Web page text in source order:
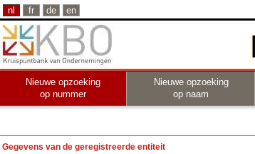
nl fr de en
Nieuwe opzoeking
op nummer
Nieuwe opzoeking
op naam
Gegevens van de geregistreerde entiteit